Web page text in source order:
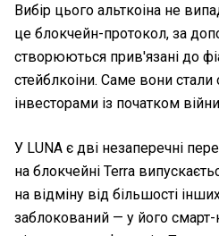
Вибір цього альткоіна не
це блокчейн-протокол, за
створюються прив'язані до
стейблкоіни. Саме вони стали
інвесторами із початком
У LUNA є дві незаперечні
на блокчейні Terra
на відміну від більшості
заблокований — у його смарт-